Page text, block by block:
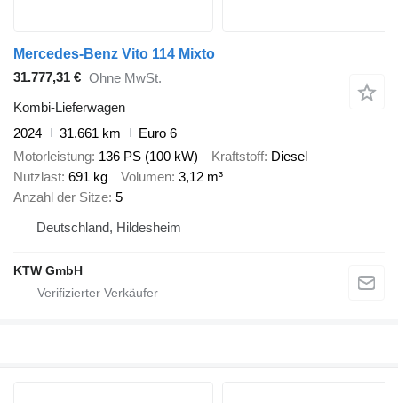
Mercedes-Benz Vito 114 Mixto
31.777,31 € Ohne MwSt.
Kombi-Lieferwagen
2024
31.661 km
Euro 6
Motorleistung 136 PS (100 kW) Kraftstoff Diesel
Nutzlast 691 kg Volumen 3,12 m³
Anzahl der Sitze 5
Deutschland, Hildesheim
KTW GmbH